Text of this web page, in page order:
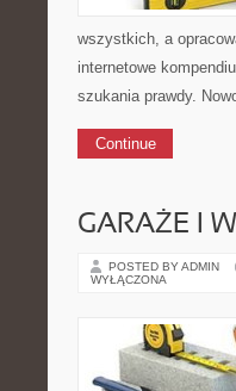
wszystkich, a
internetowe
szukania prawdy.
Continue
GARAŻE I
POSTED BY ADMIN
WYŁĄCZONA